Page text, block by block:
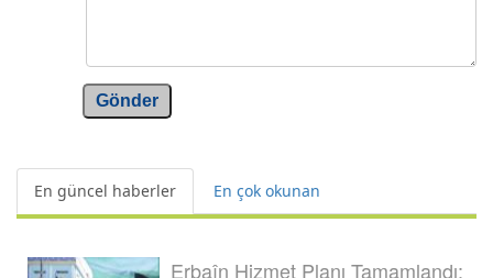
Gönder
En güncel haberler En çok okunan
Erbaîn Hizmet Planı Tamamlandı: